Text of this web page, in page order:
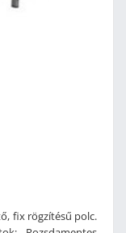
fix rögzítésű polc.